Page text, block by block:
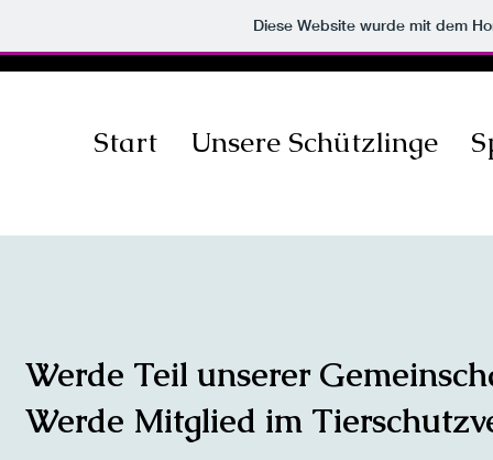
Diese Website wurde mit dem
Start Unsere Schützlinge
Werde Teil unserer
Werde Mitglied im